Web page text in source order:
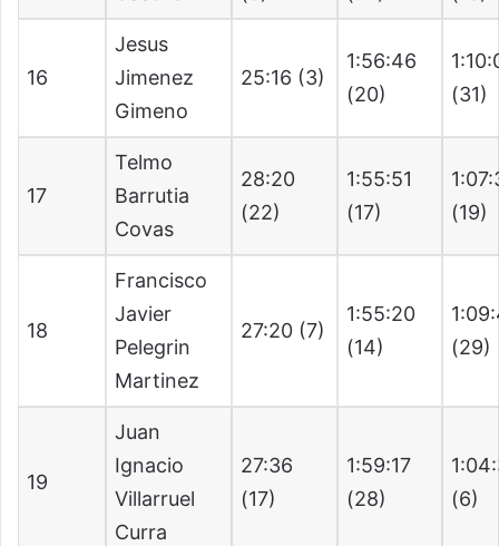
16
Jesus
Jimenez
Gimeno
25:16 (3)
1:56:46
(20)
(31)
17
Telmo
Barrutia
Covas
28:20
(22)
1:55:51
(17)
(19)
18
Francisco
Javier
Pelegrin
Martinez
27:20 (7)
1:55:20
(14)
(29)
19
Juan
Ignacio
Villarruel
Curra
27:36
(17)
1:59:17
(28)
(6)